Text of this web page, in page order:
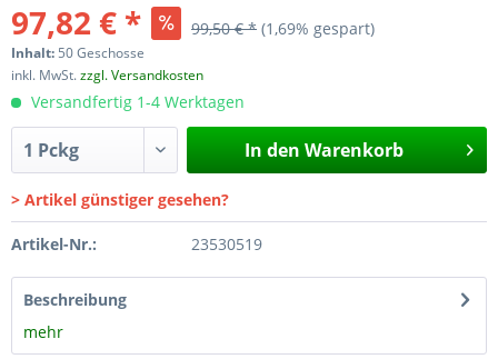
97,82 € * 99,50 € * (1,69% gespart)
Inhalt: 50 Geschosse
inkl. MwSt.zzgl. Versandkosten
Versandfertig 1-4 Werktagen
In den Warenkorb
> Artikel günstiger gesehen?
Artikel-Nr.: 23530519
Beschreibung
mehr